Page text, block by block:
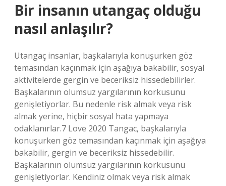
Bir insanın utangaç olduğu
nasıl anlaşılır?
Utangaç insanlar, başkalarıyla konuşurken göz
temasından kaçınmak için aşağıya bakabilir, sosyal
aktivitelerde gergin ve beceriksiz hissedebilirler.
Başkalarının olumsuz yargılarının korkusunu
genişletiyorlar. Bu nedenle risk almak veya risk
almak yerine, hiçbir sosyal hata yapmaya
odaklanırlar.7 Love 2020 Tangac, başkalarıyla
konuşurken göz temasından kaçınmak için aşağıya
bakabilir, gergin ve beceriksiz hissedebilir.
Başkalarının olumsuz yargılarının korkusunu
genişletiyorlar. Kendiniz olmak veya risk almak